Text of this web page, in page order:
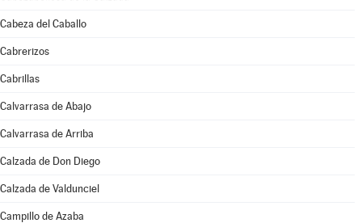
Cabeza del Caballo
Cabrerizos
Cabrillas
Calvarrasa de Abajo
Calvarrasa de Arriba
Calzada de Don Diego
Calzada de Valdunciel
Campillo de Azaba